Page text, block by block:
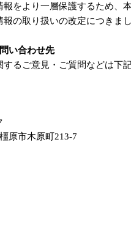
をより一層保護するため、
の取り扱いの改定につきま
い合わせ先
るご意見・ご質問などは下
原市木原町213-7